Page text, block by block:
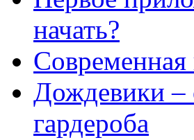
начать?
Современная
Дождевики –
гардероба